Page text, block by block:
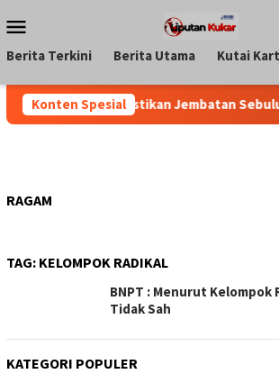
ke
kontenMobile
Berita Terkini Berita Utama Kutai
Konten Spesial
Kukar Pastikan Jembatan Sebulu
RAGAM
TAG: KELOMPOK RADIKAL
BNPT : Menurut Kelompok
Tidak Sah
KATEGORI POPULER